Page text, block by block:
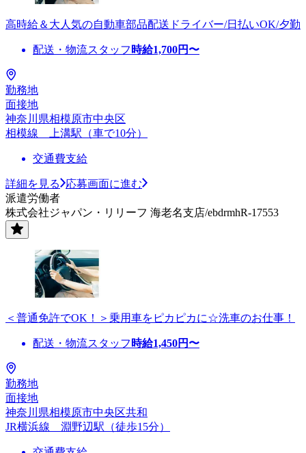
高時給＆大人気の自動車部品配送ドライバー/日払いOK/夕勤
配送・物流スタッフ 時給1,700円〜
勤務地
面接地
神奈川県相模原市中央区
相模線 上溝駅（車で10分）
交通費支給
詳細を見る
応募画面に進む
派遣労働者
株式会社ジャパン・リリーフ 海老名支店/ebdrmhR-17553
＜普通免許でOK！＞乗用車をピカピカに☆洗車のお仕事！
配送・物流スタッフ 時給1,450円〜
勤務地
面接地
神奈川県相模原市中央区共和
JR横浜線 淵野辺駅（徒歩15分）